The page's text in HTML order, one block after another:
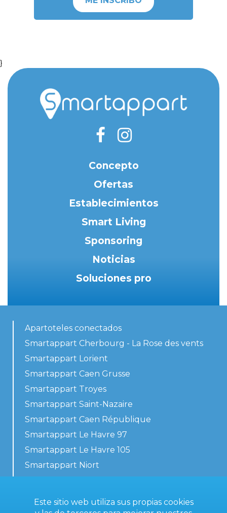
}
Concepto
Ofertas
Establecimientos
Smart Living
Sponsoring
Noticias
Soluciones pro
Apartoteles conectados
Smartappart Cherbourg - La Rose des vents
Smartappart Lorient
Smartappart Caen Grusse
Smartappart Troyes
Smartappart Saint-Nazaire
Smartappart Caen République
Smartappart Le Havre 97
Smartappart Le Havre 105
Smartappart Niort
Este sitio web utiliza sus propias cookies